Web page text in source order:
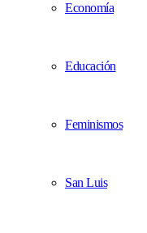
Economía
Educación
Feminismos
San Luis